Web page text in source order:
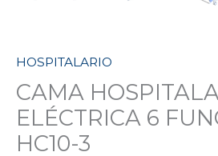
HOSPITALARIO
CAMA
ELÉCTRICA 6
HC10-3